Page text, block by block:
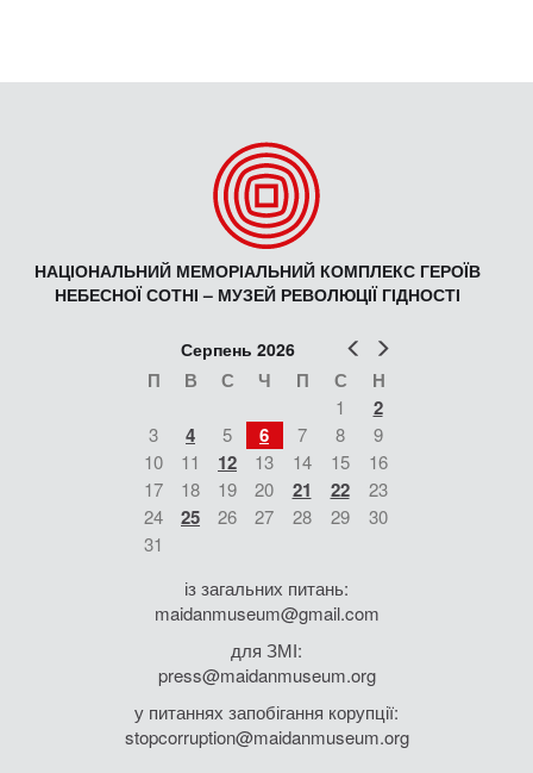
НАЦІОНАЛЬНИЙ МЕМОРІАЛЬНИЙ КОМПЛЕКС ГЕРОЇВ
НЕБЕСНОЇ СОТНІ – МУЗЕЙ РЕВОЛЮЦІЇ ГІДНОСТІ
Попер
Серпень 2026
П В С Ч П С Н
1 2
3 4 5 6 7 8
9
10
11 12 13 14 15
16
17
18 19 20 21 22
23
24
25 26 27 28 29
30
31
із загальних питань:
maidanmuseum@gmail.com
для ЗМІ:
press@maidanmuseum.org
у питаннях запобігання корупції:
stopcorruption@maidanmuseum.org